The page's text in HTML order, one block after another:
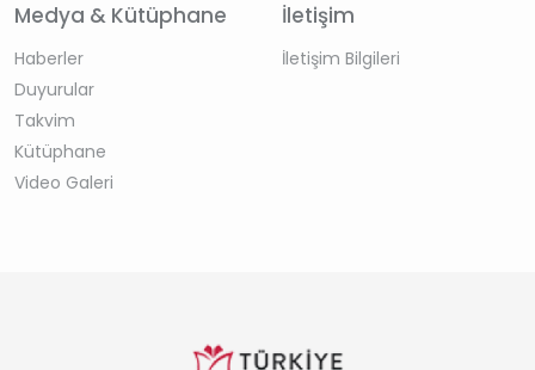
Medya & Kütüphane
Haberler
Duyurular
Takvim
Kütüphane
Video Galeri
İletişim
İletişim Bilgileri